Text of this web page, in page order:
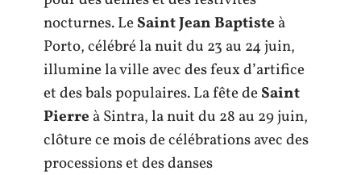
nocturnes. LeSaint Jean Baptiste à
Porto, célébré la nuit du 23 au 24 juin,
illumine la ville avec des feux d’artifice
et des bals populaires. La fête deSaint
Pierre à Sintra, la nuit du 28 au 29 juin,
clôture ce mois de célébrations avec des
processions et des danses